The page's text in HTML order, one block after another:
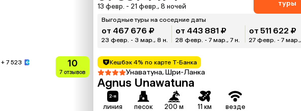
13 февр. - 21 февр., 8 ночей
туры
Выгодные туры на соседние даты
от 467 676 ₽
23 февр. - 3 мар., 8 н.
от 443 881 ₽
28 февр. - 7 мар., 7 н.
от 511 622 ₽
27 февр. - 7 мар.,
+ 7 523 10
7 отзывов
Кешбэк 4% по карте Т-Банка
Унаватуна, Шри-Ланка
Agnus Unawatuna
линия песок 200 м 11 км везде